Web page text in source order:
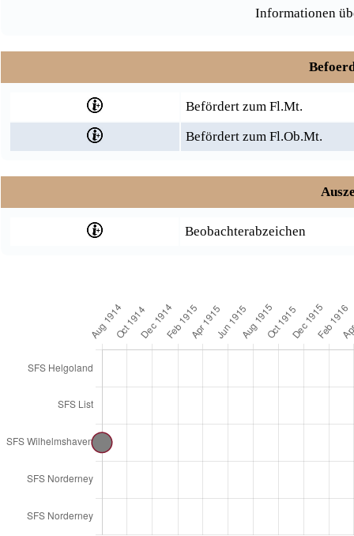
Informationen
Befördert zum Fl.Mt.
Befördert zum Fl.Ob.Mt.
Beobachterabzeichen